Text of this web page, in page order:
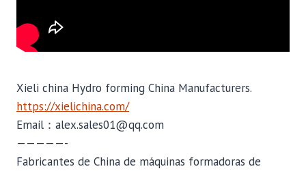
Xieli china Hydro forming China Manufacturers.
https://xielichina.com/
Email：alex.sales01@qq.com
—————-
Fabricantes de China de máquinas formadoras de